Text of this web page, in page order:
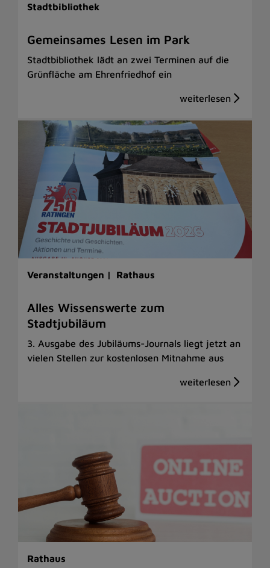
Stadtbibliothek
Gemeinsames Lesen im Park
Stadtbibliothek lädt an zwei Terminen auf die
Grünfläche am Ehrenfriedhof ein
Veranstaltungen | Rathaus
Alles Wissenswerte zum
Stadtjubiläum
3. Ausgabe des Jubiläums-Journals liegt jetzt an
vielen Stellen zur kostenlosen Mitnahme aus
Rathaus